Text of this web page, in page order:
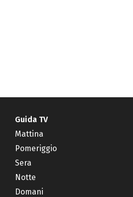
Guida TV
Mattina
Pomeriggio
Sera
Notte
Domani